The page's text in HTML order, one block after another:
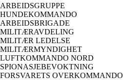
ARBEIDSGRUPPE
HUNDEKOMMANDO
ARBEIDSBRIGADE
MILITÆRAVDELING
MILITÆR LEDELSE
MILITÆRMYNDIGHET
LUFTKOMMANDO NORD
SPIONASJEBEVOKTNING
FORSVARETS OVERKOMMANDO